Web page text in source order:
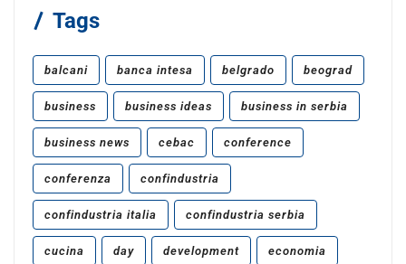
Tags
balcani banca intesa belgrado beograd
business business ideas business in serbia
business news cebac conference
conferenza confindustria
confindustria italia confindustria serbia
cucina day development economia